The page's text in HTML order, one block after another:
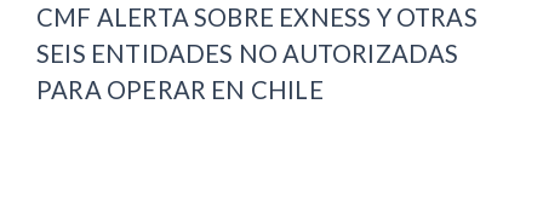
CMF ALERTA SOBRE EXNESS Y OTRAS
SEIS ENTIDADES NO AUTORIZADAS
PARA OPERAR EN CHILE